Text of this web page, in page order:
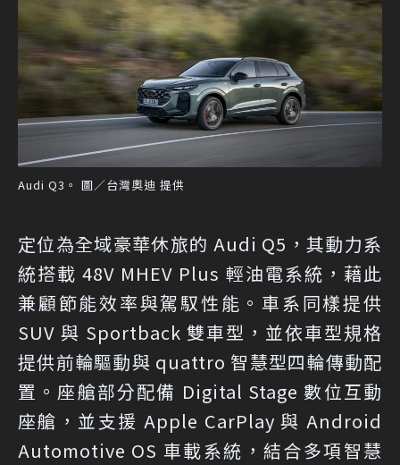
Audi Q3。 圖／台灣奧迪 提供
定位為全域豪華休旅的 Audi Q5，其動力系
統搭載 48V MHEV Plus 輕油電系統，藉此
兼顧節能效率與駕馭性能。車系同樣提供
SUV 與 Sportback 雙車型，並依車型規格
提供前輪驅動與 quattro 智慧型四輪傳動配
置。座艙部分配備 Digital Stage 數位互動
座艙，並支援 Apple CarPlay 與 Android
Automotive OS 車載系統，結合多項智慧